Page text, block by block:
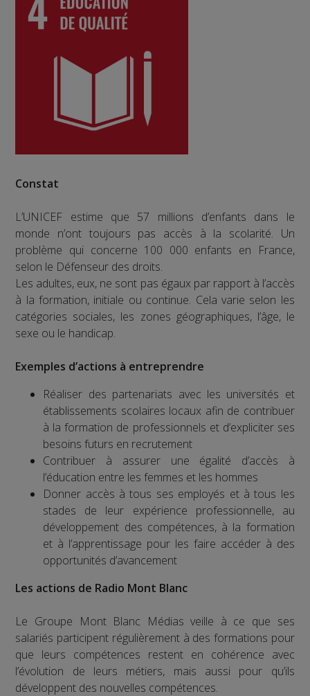
Constat
L’UNICEF estime que 57 millions d’enfants dans le
monde n’ont toujours pas accès à la scolarité. Un
problème qui concerne 100 000 enfants en France,
selon le Défenseur des droits.
Les adultes, eux, ne sont pas égaux par rapport à l’accès
à la formation, initiale ou continue. Cela varie selon les
catégories sociales, les zones géographiques, l’âge, le
sexe ou le handicap.
Exemples d’actions à entreprendre
Réaliser des partenariats avec les universités et
établissements scolaires locaux afin de contribuer
à la formation de professionnels et d’expliciter ses
besoins futurs en recrutement
Contribuer à assurer une égalité d’accès à
l’éducation entre les femmes et les hommes
Donner accès à tous ses employés et à tous les
stades de leur expérience professionnelle, au
développement des compétences, à la formation
et à l’apprentissage pour les faire accéder à des
opportunités d’avancement
Les actions de Radio Mont Blanc
Le Groupe Mont Blanc Médias veille à ce que ses
salariés participent régulièrement à des formations pour
que leurs compétences restent en cohérence avec
l’évolution de leurs métiers, mais aussi pour qu’ils
développent des nouvelles compétences.